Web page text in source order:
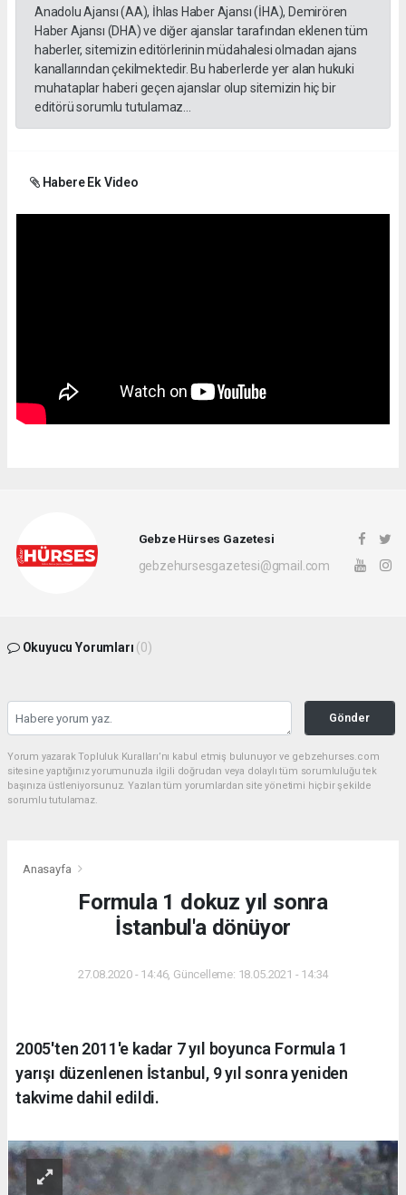
Anadolu Ajansı (AA), İhlas Haber Ajansı (İHA), Demirören
Haber Ajansı (DHA) ve diğer ajanslar tarafından eklenen tüm
haberler, sitemizin editörlerinin müdahalesi olmadan ajans
kanallarından çekilmektedir. Bu haberlerde yer alan hukuki
muhataplar haberi geçen ajanslar olup sitemizin hiç bir
editörü sorumlu tutulamaz...
Habere Ek Video
Gebze Hürses Gazetesi
gebzehursesgazetesi@gmail.com
Okuyucu Yorumları (0)
Gönder
Yorum yazarak Topluluk Kuralları’nı kabul etmiş bulunuyor ve gebzehurses.com
sitesine yaptığınız yorumunuzla ilgili doğrudan veya dolaylı tüm sorumluluğu tek
başınıza üstleniyorsunuz. Yazılan tüm yorumlardan site yönetimi hiçbir şekilde
sorumlu tutulamaz.
Anasayfa
Formula 1 dokuz yıl sonra
İstanbul'a dönüyor
27.08.2020 - 14:46, Güncelleme: 18.05.2021 - 14:34
2005'ten 2011'e kadar 7 yıl boyunca Formula 1
yarışı düzenlenen İstanbul, 9 yıl sonra yeniden
takvime dahil edildi.